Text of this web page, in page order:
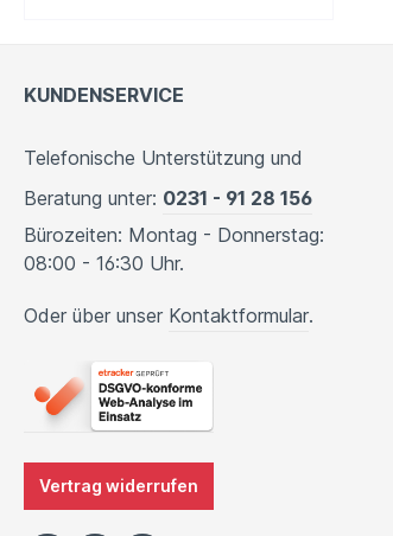
KUNDENSERVICE
Telefonische Unterstützung und
Beratung unter: 0231 - 91 28 156
Bürozeiten: Montag - Donnerstag:
08:00 - 16:30 Uhr.
Oder über unser Kontaktformular.
Vertrag widerrufen